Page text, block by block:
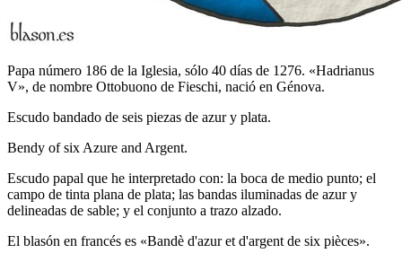
Papa número 186 de la Iglesia, sólo 40 días de 1276. «Hadrianus
V», de nombre Ottobuono de Fieschi, nació en Génova.
Escudo bandado de seis piezas de azur y plata.
Bendy of six Azure and Argent.
Escudo papal que he interpretado con: la boca de medio punto; el
campo de tinta plana de plata; las bandas iluminadas de azur y
delineadas de sable; y el conjunto a trazo alzado.
El blasón en francés es «Bandè d'azur et d'argent de six pièces».